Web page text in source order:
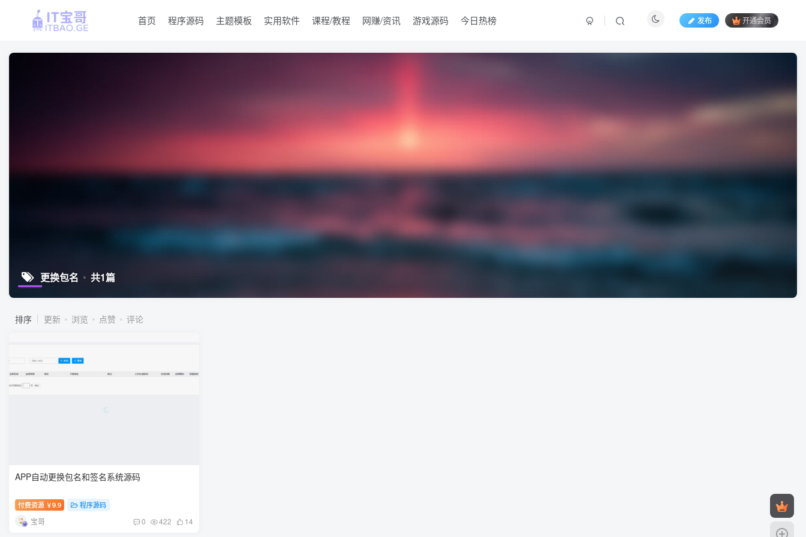
首页 程序源码 主题模板 实用软件 课程/教程 网赚/资讯 游戏源码 今日热榜 发布 开通会员
更换包名 共1篇
排序 更新 浏览 点赞 评论
APP自动更换包名和签名系统源码
付费资源 ￥9.9 程序源码
宝哥 0 422 14